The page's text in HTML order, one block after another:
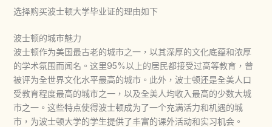
选择购买波士顿大学毕业证的理由如下
波士顿的城市魅力
波士顿作为美国最古老的城市之一，以其深厚的文化底蕴和浓厚
的学术氛围而闻名。这里95%以上的居民都接受过高等教育，曾
被评为全世界文化水平最高的城市。此外，波士顿还是全美人口
受教育程度最高的城市之一，以及全美人均收入最高的少数大城
市之一。这些特点使得波士顿成为了一个充满活力和机遇的城
市，为波士顿大学的学生提供了丰富的课外活动和实习机会。